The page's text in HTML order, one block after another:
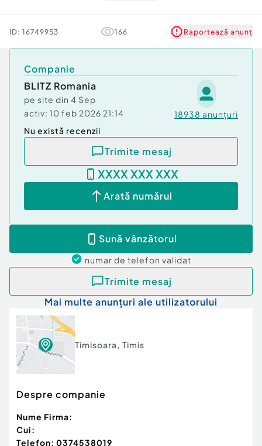
Număr niveluri imobil 7
Comfort
ID: 16749953 166 Raportează anunț
Companie
BLITZ Romania
pe site din 4 Sep
activ: 10 feb 2026 21:14 18938 anunțuri
Nu există recenzii
Trimite mesaj
XXXX XXX XXX
Arată numărul
Sună vânzătorul
numar de telefon validat
Trimite mesaj
Mai multe anunțuri ale utilizatorului
Timisoara, Timis
Despre companie
Nume Firma:
Cui:
Telefon: 0374538019